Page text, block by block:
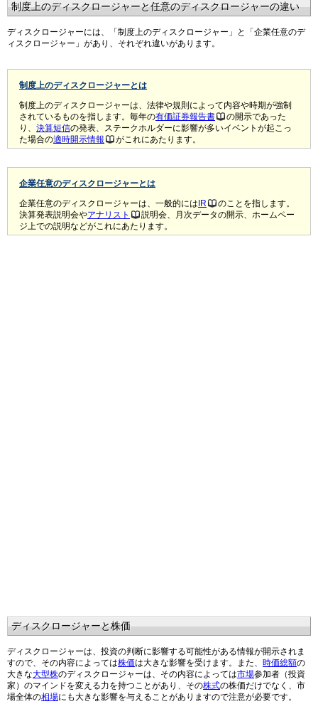
制度上のディスクロージャーと任意のディスクロージャーの違い
ディスクロージャーには、「制度上のディスクロージャー」と「企業任意のデ
ィスクロージャー」があり、それぞれ違いがあります。
制度上のディスクロージャーとは
制度上のディスクロージャーは、法律や規則によって内容や時期が強制
されているものを指します。毎年の有価証券報告書
の開示であった
り、 決算短信の発表、ステークホルダーに影響が多いイベントが起こっ
た場合の適時開示情報 がこれにあたります。
企業任意のディスクロージャーとは
企業任意のディスクロージャーは、一般的には IR
のことを指します。
決算発表説明会やアナリスト
説明会、月次データの開示、ホームペー
ジ上での説明などがこれにあたります。
ディスクロージャーと株価
ディスクロージャーは、投資の判断に影響する可能性がある情報が開示されま
すので、その内容によっては株価は大きな影響を受けます。また、 時価総額の
大きな大型株のディスクロージャーは、その内容によっては市場参加者（投資
家）のマインドを変える力を持つことがあり、その株式の株価だけでなく、市
場全体の相場にも大きな影響を与えることがありますので注意が必要です。